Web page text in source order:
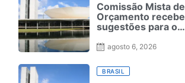
Comissão Mista de
Orçamento recebe
sugestões para o
e pré-escolas
agosto 6, 2026
BRASIL